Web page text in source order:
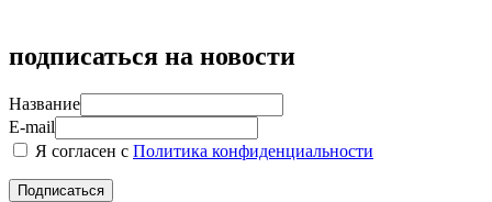
подписаться на новости
Название
E-mail
Я согласен с Политика конфиденциальности